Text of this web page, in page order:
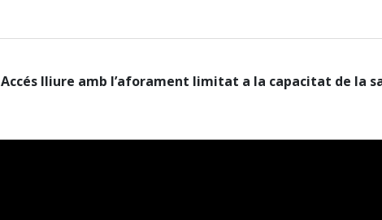
Accés lliure amb l’aforament limitat a la capacitat de la